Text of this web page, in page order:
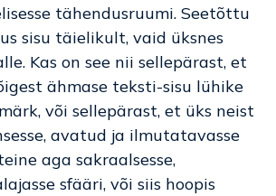
tähendusruumi. Seetõttu
sisu täielikult, vaid üksnes
Kas on see nii sellepärast, et
ähmase teksti-sisu lühike
või sellepärast, et üks neist
avatud ja ilmutatavasse
aga sakraalsesse,
sfääri, või siis hoopis